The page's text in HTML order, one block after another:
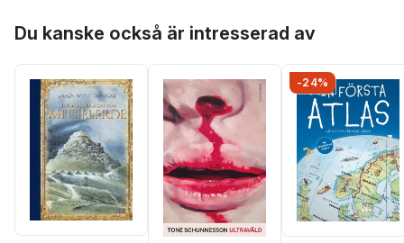
Du kanske också är intresserad av
-24%